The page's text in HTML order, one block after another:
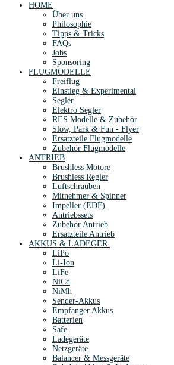
HOME
Über uns
Philosophie
Tipps & Tricks
FAQs
Jobs
Sponsoring
FLUGMODELLE
Freiflug
Einstieg & Experimental
Segler
Elektro Segler
RES Modelle & Zubehör
Slow, Park & Fun - Flyer
Ersatzteile Flugmodelle
Zubehör Flugmodelle
ANTRIEB
Brushless Motore
Brushless Regler
Luftschrauben
Mitnehmer & Spinner
Impeller (EDF)
Antriebssets
Zubehör Antrieb
Ersatzteile Antrieb
AKKUS & LADEGER.
LiPo
Li-Ion
LiFe
NiCd
NiMh
Sender-Akkus
Empfänger Akkus
Batterien
Safe
Ladegeräte
Netzgeräte
Balancer & Messgeräte